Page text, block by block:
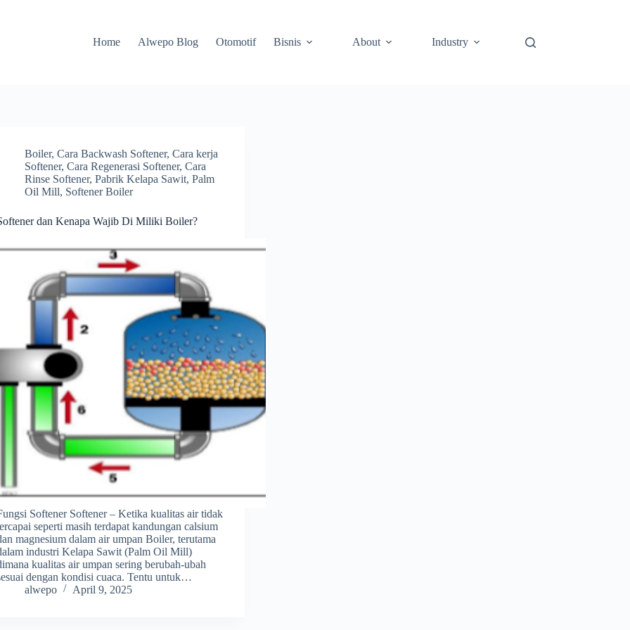
Home
Alwepo Blog Otomotif Bisnis About Industry
Boiler,Cara Backwash Softener,Cara kerja
Softener,Cara Regenerasi Softener,Cara
Rinse Softener,Pabrik Kelapa Sawit,Palm
Oil Mill, Softener Boiler
dan Kenapa Wajib Di Miliki Boiler?
Softener Softener – Ketika kualitas air tidak
seperti masih terdapat kandungan calsium
magnesium dalam air umpan Boiler, terutama
industri Kelapa Sawit (Palm Oil Mill)
kualitas air umpan sering berubah-ubah
dengan kondisi cuaca. Tentu untuk…
alwepo
April 9, 2025